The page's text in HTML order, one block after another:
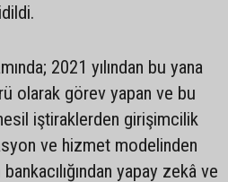
2021 yılından bu yana
olarak görev yapan ve bu
iştiraklerden girişimcilik
ve hizmet modelinden
yapay zekâ ve